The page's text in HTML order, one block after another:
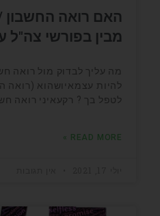
האם רואה החשבון
מבין בפורשי צה"ל
מה עליך לבדוק מול רואה
להיות עצמאיושהוא (רואה
לטפל בך ? רקעאיני רואה
READ MORE »